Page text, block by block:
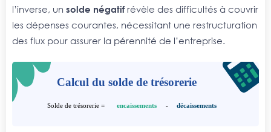
l’inverse, un solde négatif révèle des difficultés à couvrir
les dépenses courantes, nécessitant une restructuration
des flux pour assurer la pérennité de l’entreprise.